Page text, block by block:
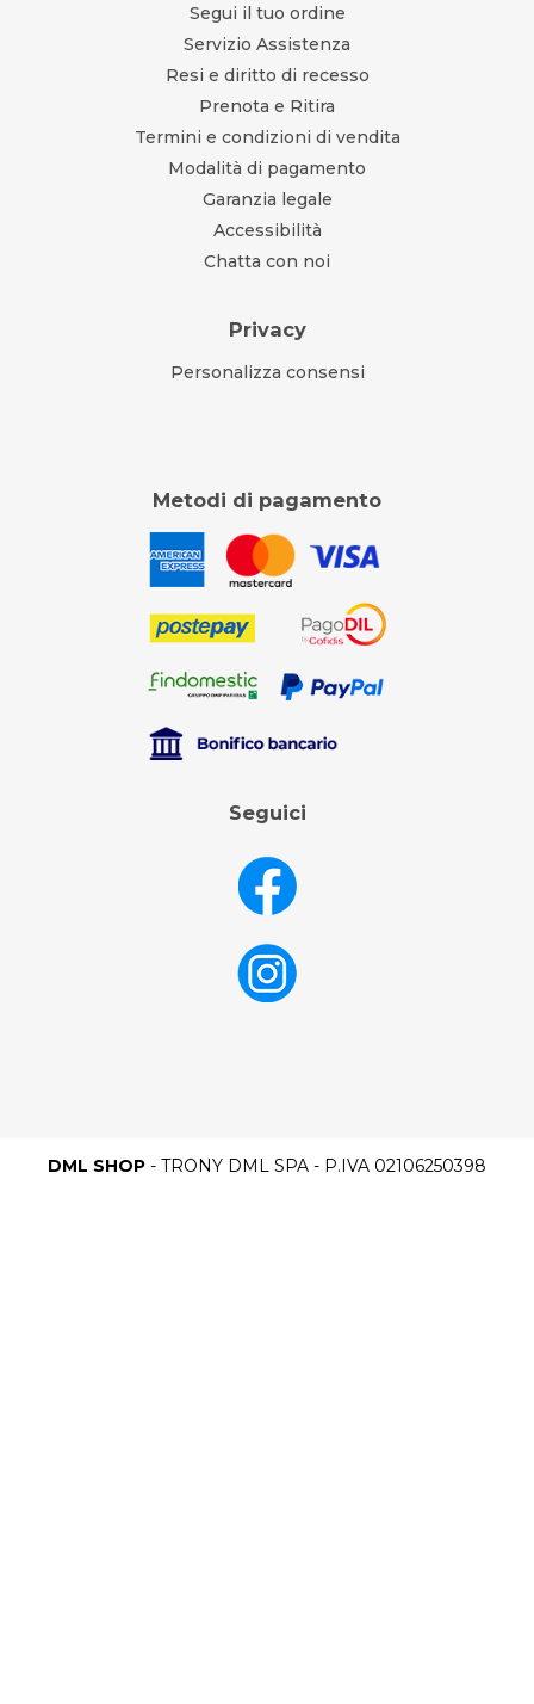
Segui il tuo ordine
Servizio Assistenza
Resi e diritto di recesso
Prenota e Ritira
Termini e condizioni di vendita
Modalità di pagamento
Garanzia legale
Accessibilità
Chatta con noi
Privacy
Personalizza consensi
Metodi di pagamento
Seguici
DML SHOP - TRONY DML SPA - P.IVA 02106250398